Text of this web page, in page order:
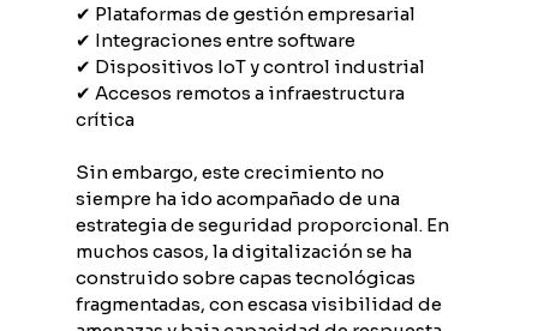
✔ Plataformas de gestión empresarial
✔ Integraciones entre software
✔ Dispositivos IoT y control industrial
✔ Accesos remotos a infraestructura
crítica
Sin embargo, este crecimiento no
siempre ha ido acompañado de una
estrategia de seguridad proporcional. En
muchos casos, la digitalización se ha
construido sobre capas tecnológicas
fragmentadas, con escasa visibilidad de